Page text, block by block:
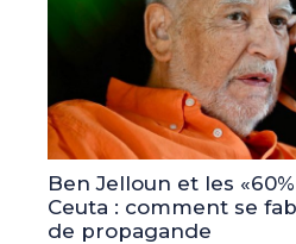
Ben Jelloun et les
Ceuta : comment se
de propagande